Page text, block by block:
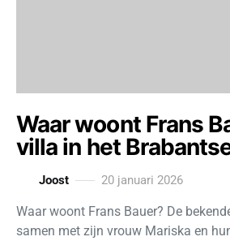
Waar woont Frans
villa in het
Joost 20 januari 2026
Waar woont Frans Bauer? De
samen met zijn vrouw Mariska en